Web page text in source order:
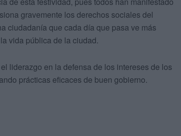
gravemente los derechos sociales del
ciudadanía que cada día que pasa ve más
vida pública de la ciudad.
liderazgo en la defensa de los intereses de los
prácticas eficaces de buen gobierno.